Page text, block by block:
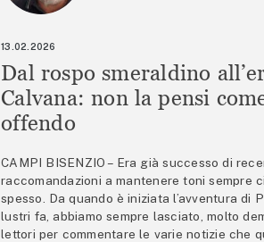
13.02.2026
Dal rospo smeraldino
Calvana: non la pensi
offendo
CAMPI BISENZIO – Era già successo di
raccomandazioni a mantenere toni sempre
spesso. Da quando è iniziata l’avventura di
lustri fa, abbiamo sempre lasciato, molto
lettori per commentare le varie notizie che